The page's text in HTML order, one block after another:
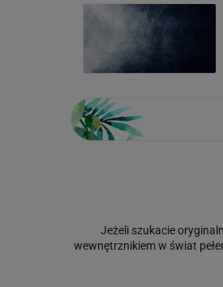
Jeżeli szukacie
wewnętrznikiem w świat